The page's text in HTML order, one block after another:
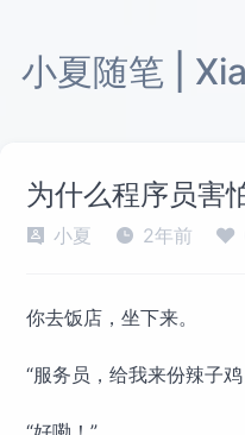
小夏随笔 |
为什么程序员害
小夏 2年前
你去饭店，坐下来。
“服务员，给我来份辣子鸡